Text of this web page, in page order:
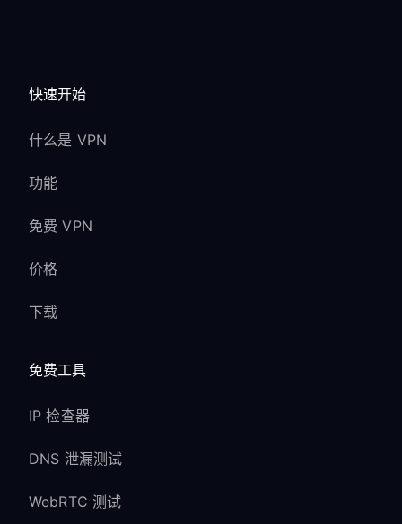
快速开始
什么是 VPN
功能
免费 VPN
价格
下载
免费工具
IP 检查器
DNS 泄漏测试
WebRTC 测试